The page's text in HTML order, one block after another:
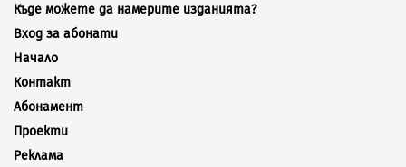
Къде можете да намерите изданията?
Вход за абонати
Начало
Контакт
Абонамент
Проекти
Реклама